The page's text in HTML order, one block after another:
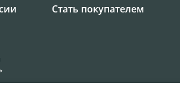
Стать покупателем